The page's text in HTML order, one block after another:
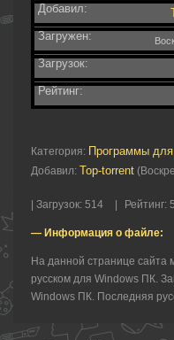
Добавил:
Загружен:
Загрузок:
Рейтинг:
Категория: Программы
Добавил: Top-torrent
Загрузок: 514 Рейтинг:
— Информация о файле:
На данной странице сайта
русском для Windows ПК.
Windows ПК. Последняя